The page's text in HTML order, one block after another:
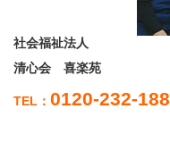
社会福祉法人
清心会 喜楽苑
TEL： 0120-232-188